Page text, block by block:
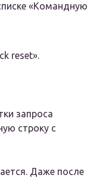
«Командную
reset».
запроса
строку с
Даже после